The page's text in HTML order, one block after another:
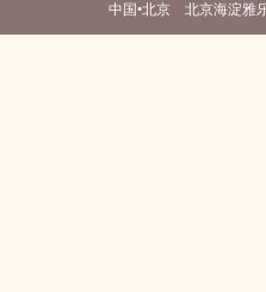
中国•北京 北京海淀雅